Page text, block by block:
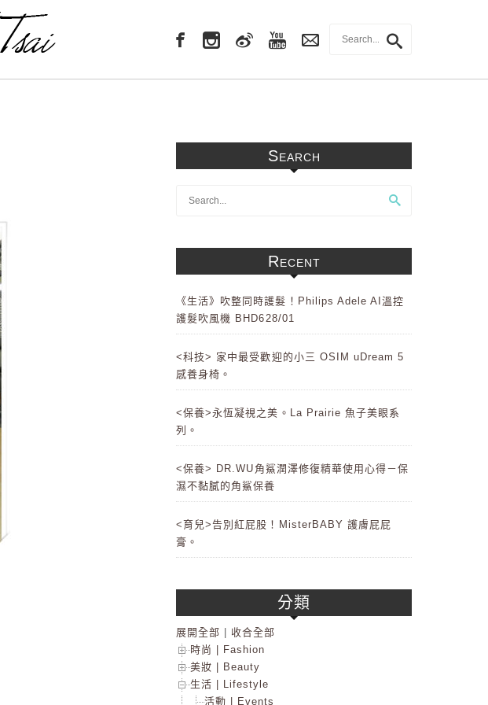
Search
Recent
《生活》吹整同時護髮！Philips Adele AI溫控
護髮吹風機 BHD628/01
<科技> 家中最受歡迎的小三 OSIM uDream 5
感養身椅。
<保養>永恆凝視之美。La Prairie 魚子美眼系
列。
<保養> DR.WU角鯊潤澤修復精華使用心得－保
濕不黏膩的角鯊保養
<育兒>告別紅屁股！MisterBABY 護膚屁屁
膏。
分類
展開全部
收合全部
時尚 | Fashion
美妝 | Beauty
生活 | Lifestyle
活動 | Events